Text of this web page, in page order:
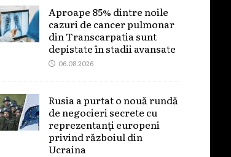
Aproape 85% dintre noile
cazuri de cancer pulmonar
din Transcarpatia sunt
depistate în stadii avansate
06.08.2026
Rusia a purtat o nouă rundă
de negocieri secrete cu
reprezentanți europeni
privind războiul din
Ucraina